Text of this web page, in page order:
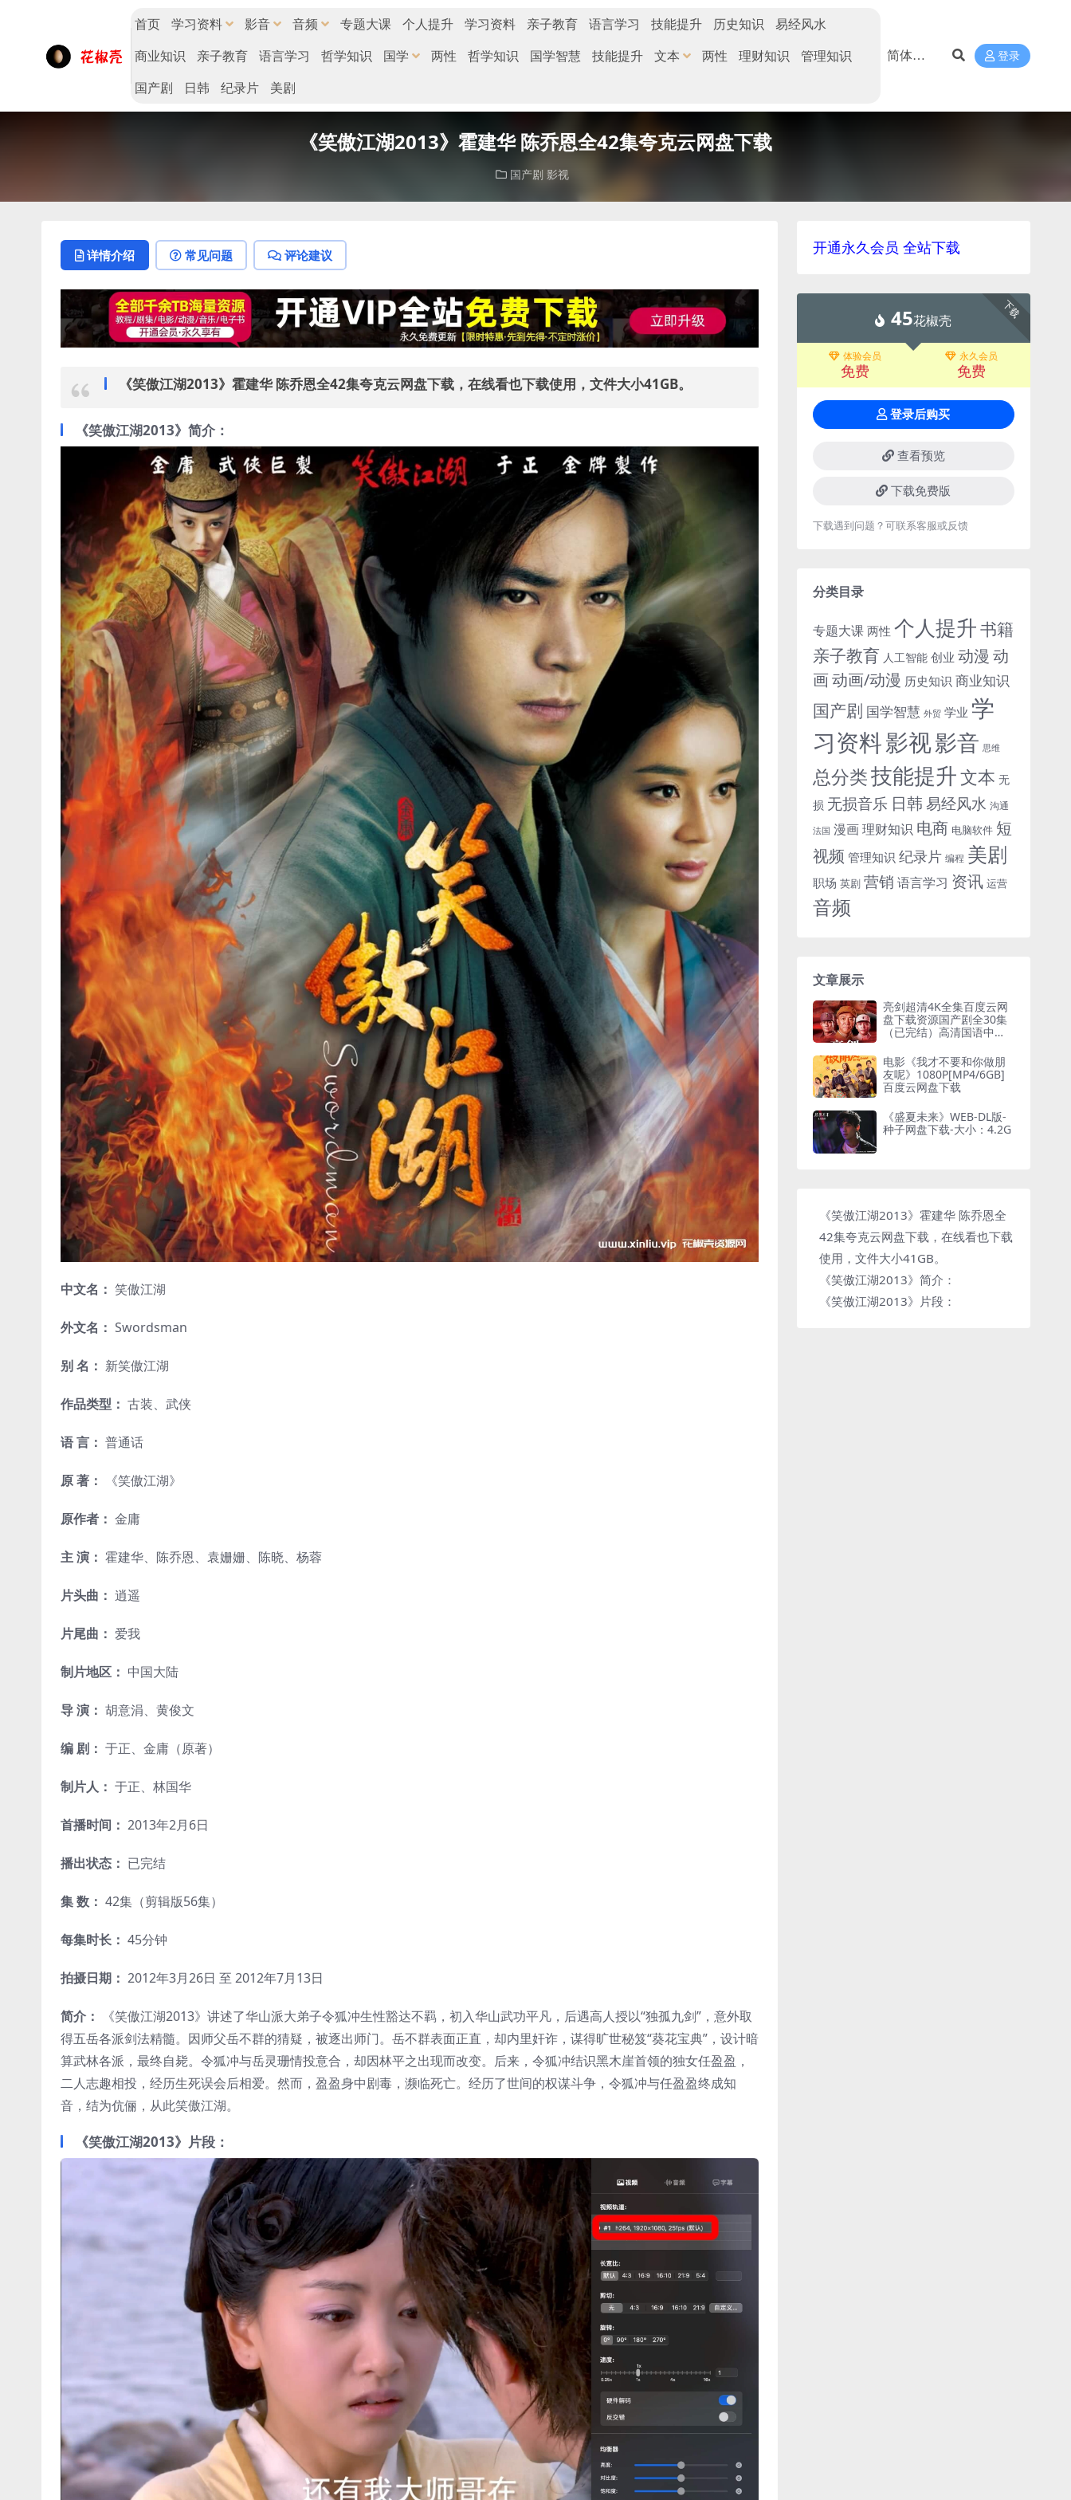
首页 学习资料 影音 音频 专题大课 个人提升 学习资料 亲子教育 语言学习 技能提升 历史知识
易经风水
商业知识
亲子教育 语言学习 哲学知识 国学 两性 哲学知识 国学智慧 技能提升 文本 两性 理财知识
管理知识
国产剧
日韩 纪录片 美剧
登录
《笑傲江湖2013》霍建华 陈乔恩全42集夸克云网盘下载
国产剧 影视
详情介绍 常见问题 评论建议
《笑傲江湖2013》霍建华 陈乔恩全42集夸克云网盘下载，在线看也下载使用，文件大小41GB。
《笑傲江湖2013》简介：
中文名： 笑傲江湖
外文名： Swordsman
别 名： 新笑傲江湖
作品类型： 古装、武侠
语 言： 普通话
原 著： 《笑傲江湖》
原作者： 金庸
主 演： 霍建华、陈乔恩、袁姗姗、陈晓、杨蓉
片头曲： 逍遥
片尾曲： 爱我
制片地区： 中国大陆
导 演： 胡意涓、黄俊文
编 剧： 于正、金庸（原著）
制片人： 于正、林国华
首播时间： 2013年2月6日
播出状态： 已完结
集 数： 42集（剪辑版56集）
每集时长： 45分钟
拍摄日期： 2012年3月26日 至 2012年7月13日
简介：
《笑傲江湖2013》讲述了华山派大弟子令狐冲生性豁达不羁，初入华山武功平凡，后遇高人授以“独孤九剑”，意外取
得五岳各派剑法精髓。因师父岳不群的猜疑，被逐出师门。岳不群表面正直，却内里奸诈，谋得旷世秘笈“葵花宝典”，设计暗
算武林各派，最终自毙。令狐冲与岳灵珊情投意合，却因林平之出现而改变。后来，令狐冲结识黑木崖首领的独女任盈盈，
二人志趣相投，经历生死误会后相爱。然而，盈盈身中剧毒，濒临死亡。经历了世间的权谋斗争，令狐冲与任盈盈终成知
音，结为伉俪，从此笑傲江湖。
《笑傲江湖2013》片段：
开通永久会员 全站下载
下载
45花椒壳
体验会员
免费
永久会员
免费
登录后购买
查看预览
下载免费版
下载遇到问题？可联系客服或反馈
分类目录
专题大课 两性 个人提升书籍
亲子教育 人工智能 创业 动漫 动
画动画/动漫 历史知识 商业知识
国产剧 国学智慧 外贸 学业 学
习资料影视影音 思维
总分类技能提升文本 无
损 无损音乐 日韩 易经风水 沟通
法国 漫画理财知识 电商 电脑软件 短
视频 管理知识 纪录片 编程 美剧
职场 英剧 营销 语言学习 资讯 运营
音频
文章展示
亮剑超清4K全集百度云网
盘下载资源国产剧全30集
（已完结）高清国语中字
B]
电影《我才不要和你做朋
友呢》1080P[MP4/6GB]
百度云网盘下载
《盛夏未来》WEB-DL版-
种子网盘下载-大小：4.2G
《笑傲江湖2013》霍建华 陈乔恩全
42集夸克云网盘下载，在线看也下载
使用，文件大小41GB。
《笑傲江湖2013》简介：
《笑傲江湖2013》片段：